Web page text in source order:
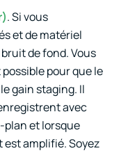
. Si vous
et de matériel
de fond. Vous
pour que le
gain staging. Il
avec
plan et lorsque
est amplifié. Soyez